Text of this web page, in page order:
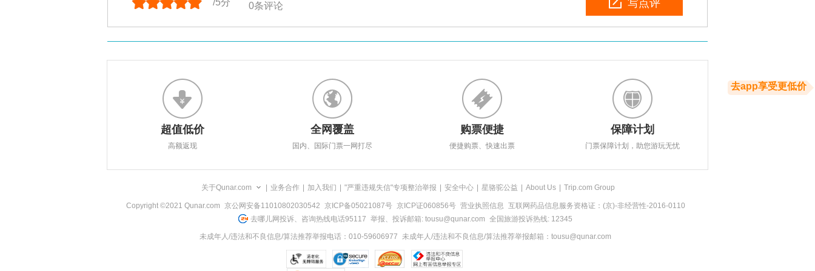
/5分 0条评论 写点评
超值低价
高额返现
全网覆盖
国内、国际门票一网打尽
购票便捷
便捷购票、快速出票
保障计划
门票保障计划，助您游玩无忧
关于Qunar.com 业务合作 加入我们 "严重违规失信"专项整治举报 安全中心 星骆驼公益 About Us Trip.com Group
Copyright ©2021 Qunar.com 京公网安备11010802030542 京ICP备05021087号 京ICP证060856号 营业执照信息 互联网药品信息服务资格证：(京)-非经营性-2016-0110
去哪儿网投诉、咨询热线电话95117 举报、投诉邮箱: tousu@qunar.com 全国旅游投诉热线: 12345
未成年人/违法和不良信息/算法推荐举报电话：010-59606977 未成年人/违法和不良信息/算法推荐举报邮箱：tousu@qunar.com
去app享受更低价